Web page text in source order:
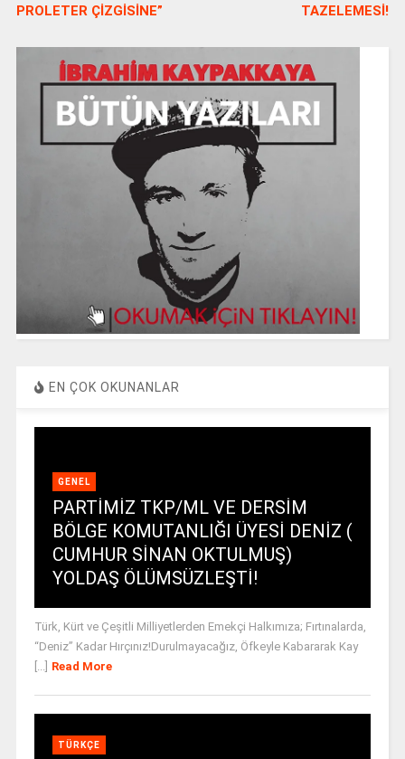
PROLETER ÇİZGİSİNE”
TAZELEMESİ!
EN ÇOK OKUNANLAR
GENEL
PARTİMİZ TKP/ML VE DERSİM
BÖLGE KOMUTANLIĞI ÜYESİ DENİZ (
CUMHUR SİNAN OKTULMUŞ)
YOLDAŞ ÖLÜMSÜZLEŞTİ!
Türk, Kürt ve Çeşitli Milliyetlerden Emekçi Halkımıza; Fırtınalarda,
“Deniz” Kadar Hırçınız!Durulmayacağız, Öfkeyle Kabararak Kay
[...] Read More
TÜRKÇE